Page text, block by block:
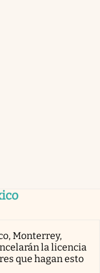
Monterrey,
la licencia
que hagan esto